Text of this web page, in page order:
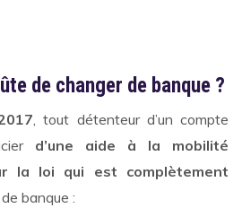
de changer de banque ?
, tout détenteur d’un compte
d’une aide à la mobilité
la loi qui est complètement
banque :